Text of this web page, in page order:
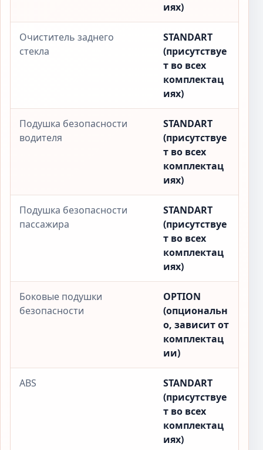
иях)
Очиститель заднего
стекла
STANDART
(присутствуе
т во всех
комплектац
иях)
Подушка безопасности
водителя
STANDART
(присутствуе
т во всех
комплектац
иях)
Подушка безопасности
пассажира
STANDART
(присутствуе
т во всех
комплектац
иях)
Боковые подушки
безопасности
OPTION
(опциональн
о, зависит от
комплектац
ии)
ABS
STANDART
(присутствуе
т во всех
комплектац
иях)